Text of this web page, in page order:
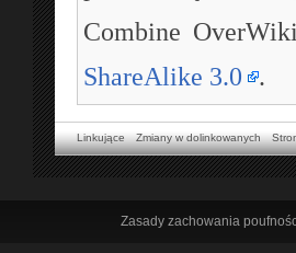
Combine
ShareAlike 3.0
.
Linkujące Zmiany w dolinkowanych
Zasady zachowania